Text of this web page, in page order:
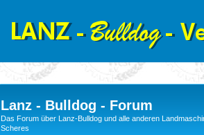
Lanz - Bulldog - Forum
Das Forum über Lanz-Bulldog und alle anderen
Scheres